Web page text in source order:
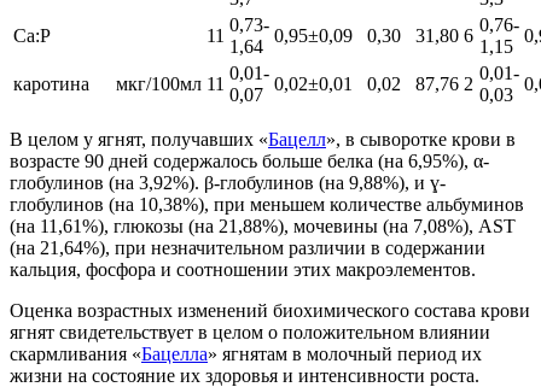
Са:Р 11
0,73-
1,64
0,95±0,09 0,30 31,80 6
0,76-
1,15
каротина мкг/100мл 11
0,01-
0,07
0,02±0,01 0,02 87,76 2
0,01-
0,03
В целом у ягнят, получавших «Бацелл», в сыворотке крови в
возрасте 90 дней содержалось больше белка (на 6,95%), α-
глобулинов (на 3,92%). β-глобулинов (на 9,88%), и ɣ-
глобулинов (на 10,38%), при меньшем количестве альбуминов
(на 11,61%), глюкозы (на 21,88%), мочевины (на 7,08%), AST
(на 21,64%), при незначительном различии в содержании
кальция, фосфора и соотношении этих макроэлементов.
Оценка возрастных изменений биохимического состава крови
ягнят свидетельствует в целом о положительном влиянии
скармливания «Бацелла» ягнятам в молочный период их
жизни на состояние их здоровья и интенсивности роста.